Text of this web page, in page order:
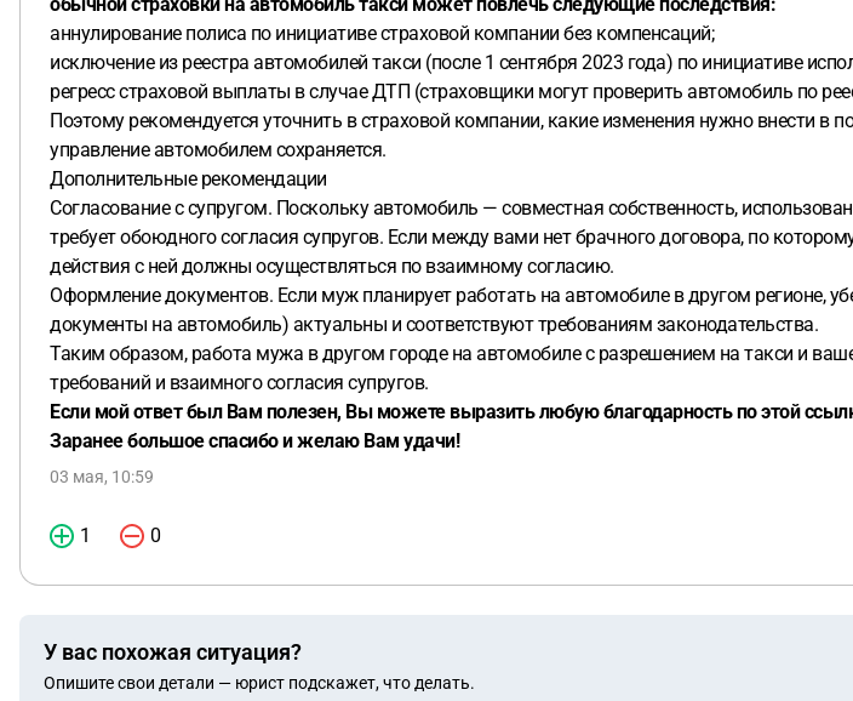
аннулирование полиса по инициативе страховой компании без компенсаций;
исключение из реестра автомобилей такси (после 1 сентября 2023 года) по инициативе
регресс страховой выплаты в случае ДТП (страховщики могут проверить автомобиль по
Поэтому рекомендуется уточнить в страховой компании, какие изменения нужно внести в
управление автомобилем сохраняется.
Дополнительные рекомендации
Согласование с супругом. Поскольку автомобиль — совместная собственность,
требует обоюдного согласия супругов. Если между вами нет брачного договора, по
действия с ней должны осуществляться по взаимному согласию.
Оформление документов. Если муж планирует работать на автомобиле в другом регионе,
документы на автомобиль) актуальны и соответствуют требованиям законодательства.
Таким образом, работа мужа в другом городе на автомобиле с разрешением на такси и
требований и взаимного согласия супругов.
Если мой ответ был Вам полезен, Вы можете выразить любую благодарность по этой
Заранее большое спасибо и желаю Вам удачи!
03 мая, 10:59
1 0
У вас похожая ситуация?
Опишите свои детали — юрист подскажет, что делать.